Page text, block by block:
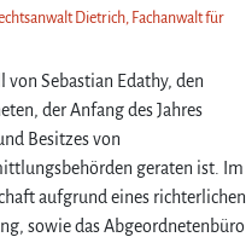
Dietrich, Fachanwalt für
von Sebastian Edathy, den
der Anfang des Jahres
Besitzes von
geraten ist. Im
aufgrund eines richterlichen
sowie das Abgeordnetenbüro